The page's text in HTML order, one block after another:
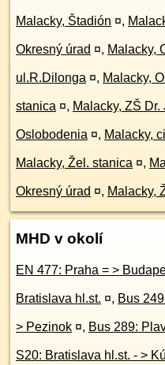
Malacky, Štadión ¤,
Okresný úrad ¤, Malacky,
ul.R.Dilonga ¤, Malacky,
stanica ¤, Malacky, ZŠ Dr.
Oslobodenia ¤, Malacky,
Malacky, Žel. stanica ¤,
Okresný úrad ¤, Malacky,
MHD v okolí
EN 477: Praha = >
Bratislava hl.st. ¤, Bus 249:
> Pezinok ¤,
S20: